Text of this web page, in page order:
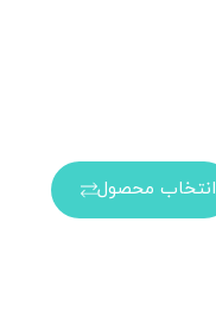
انتخاب محصول